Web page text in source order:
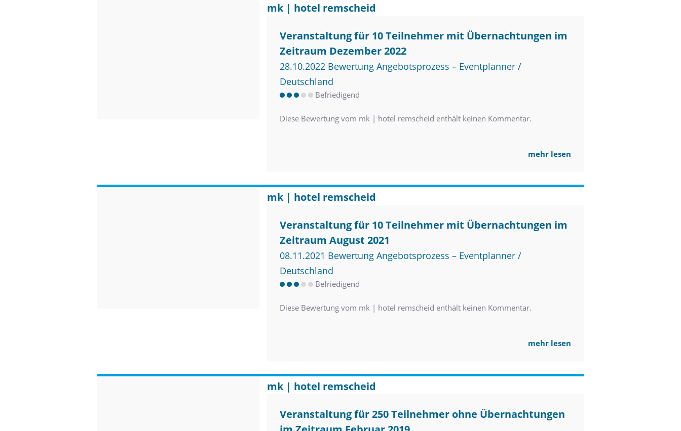
mk | hotel remscheid
Veranstaltung für 10 Teilnehmer mit Übernachtungen im
Zeitraum Dezember 2022
28.10.2022 Bewertung Angebotsprozess – Eventplanner /
Deutschland
Befriedigend
Diese Bewertung vom mk | hotel remscheid enthält keinen Kommentar.
mehr lesen
mk | hotel remscheid
Veranstaltung für 10 Teilnehmer mit Übernachtungen im
Zeitraum August 2021
08.11.2021 Bewertung Angebotsprozess – Eventplanner /
Deutschland
Befriedigend
Diese Bewertung vom mk | hotel remscheid enthält keinen Kommentar.
mehr lesen
mk | hotel remscheid
Veranstaltung für 250 Teilnehmer ohne Übernachtungen